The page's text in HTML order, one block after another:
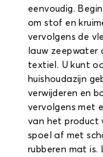
eenvoudig.
om stof en
vervolgens de
lauw zeepwater
textiel. U kunt
huishoudazijn
verwijderen en
vervolgens met
van het product
spoel af met
rubberen mat